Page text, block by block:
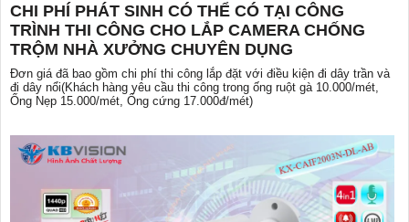
CHI PHÍ PHÁT SINH CÓ THỂ CÓ TẠI CÔNG
TRÌNH THI CÔNG CHO LẮP CAMERA CHỐNG
TRỘM NHÀ XƯỞNG CHUYÊN DỤNG
Đơn giá đã bao gồm chi phí thi công lắp đặt với điều kiện đi dây trần và
đi dây nổi(Khách hàng yêu cầu thi công trong ống ruột gà 10.000/mét,
Ống Nẹp 15.000/mét, Ống cứng 17.000đ/mét)